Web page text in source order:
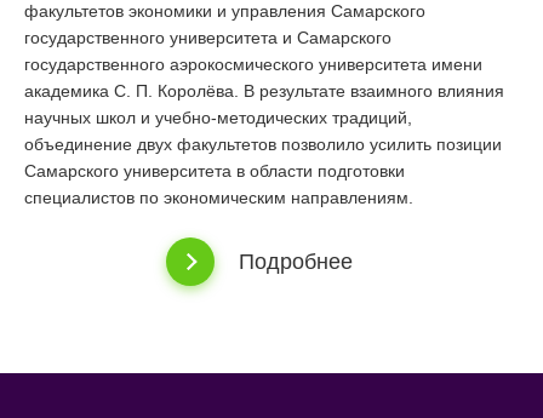
факультетов экономики и управления Самарского
государственного университета и Самарского
государственного аэрокосмического университета имени
академика С. П. Королёва. В результате взаимного влияния
научных школ и учебно-методических традиций,
объединение двух факультетов позволило усилить позиции
Самарского университета в области подготовки
специалистов по экономическим направлениям.
Подробнее